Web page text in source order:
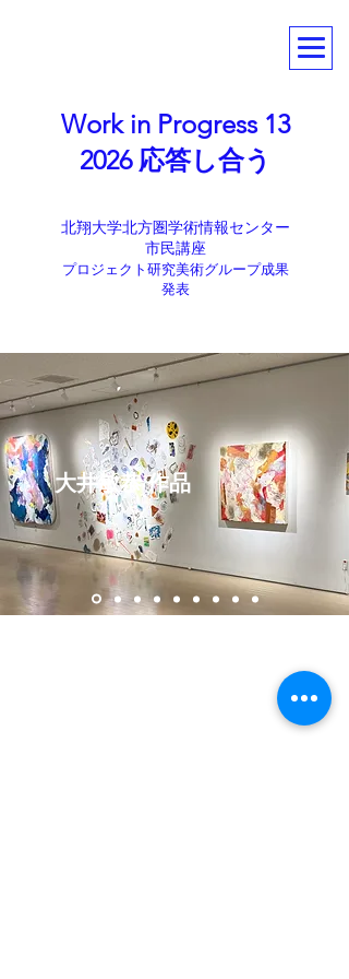
Work in Progress 13
2026 応答し合う
北翔大学北方圏学術情報センター
市民講座
​プロジェクト研究美術グループ成果
発表
大井敏恭 作品